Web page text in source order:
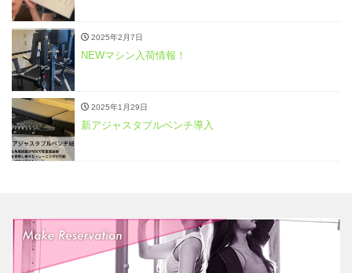
2025年2月7日
NEWマシン入荷情報！
2025年1月29日
新アジャスタブルベンチ導入